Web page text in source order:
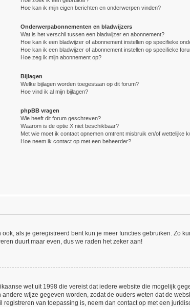
Hoe kan ik mijn eigen berichten en onderwerpen vinden?
Onderwerpabonnementen en bladwijzers
Wat is het verschil tussen een bladwijzer en abonnement?
Hoe kan ik een bladwijzer of abonnement instellen op specifieke
Hoe kan ik een bladwijzer of abonnement instellen op specifieke
Hoe zeg ik mijn abonnement op?
Bijlagen
Welke bijlagen worden toegestaan op dit forum?
Hoe vind ik al mijn bijlagen?
phpBB vragen
Wie heeft dit forum geschreven?
Waarom is de optie X niet beschikbaar?
Met wie moet ik contact opnemen omtrent misbruik en/of wettelijke
Hoe neem ik contact op met een beheerder?
als je geregistreerd bent kun je meer functies gebruiken. Zo
duurt maar even, dus we raden het zeker aan!
wet uit 1998 die vereist dat iedere website die mogelijk
wijze gegeven worden, zodat de ouders weten dat de
van toepassing is, neem dan contact op met een